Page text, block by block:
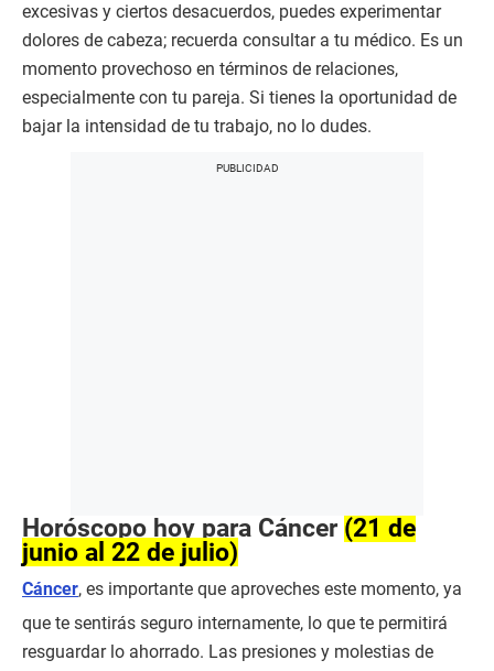
excesivas y ciertos desacuerdos, puedes experimentar
dolores de cabeza; recuerda consultar a tu médico. Es un
momento provechoso en términos de relaciones,
especialmente con tu pareja. Si tienes la oportunidad de
bajar la intensidad de tu trabajo, no lo dudes.
Horóscopo hoy para Cáncer (21 de
junio al 22 de julio)
Cáncer, es importante que aproveches este momento, ya
que te sentirás seguro internamente, lo que te permitirá
resguardar lo ahorrado. Las presiones y molestias de